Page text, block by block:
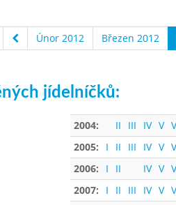
Únor 2012 Březen 2012
jídelníčků:
2004: II III IV V
2005:
I II III IV V
2006:
I II IV V
2007:
I II III IV V